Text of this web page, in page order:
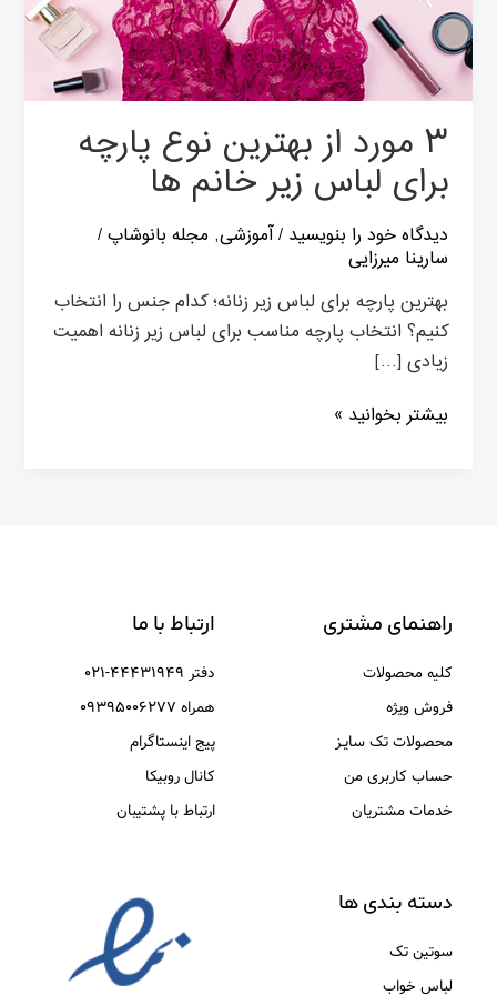
۳ مورد از بهترین نوع پارچه
برای لباس زیر خانم ها
دیدگاه‌ خود را بنویسید /آموزشی, مجله بانوشاپ/
سارینا میرزایی
بهترین پارچه برای لباس زیر زنانه؛ کدام جنس را انتخاب
کنیم؟ انتخاب پارچه مناسب برای لباس زیر زنانه اهمیت
زیادی […]
لباس
زیر
خانم
بیشتر بخوانید »
راهنمای مشتری
کلیه محصولات
فروش ویژه
محصولات تک سایـز
حساب کاربری من
خدمات مشتریان
ارتباط با ما
دفتر ۴۴۴۳۱۹۴۹-۰۲۱
همراه ۰۹۳۹۵۰۰۶۲۷۷
پیج اینستاگرام
کانال روبیکا
ارتباط با پشتیبان
دسته بندی ها
سوتین تک
لباس خواب